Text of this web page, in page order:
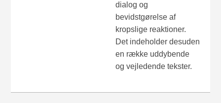
dialog og
bevidstgørelse af
kropslige reaktioner.
Det indeholder desuden
en række uddybende
og vejledende tekster.